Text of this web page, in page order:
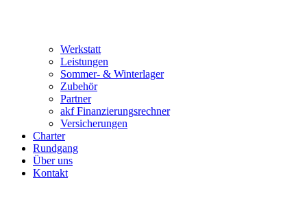
Werkstatt
Leistungen
Sommer- & Winterlager
Zubehör
Partner
akf Finanzierungsrechner
Versicherungen
Charter
Rundgang
Über uns
Kontakt